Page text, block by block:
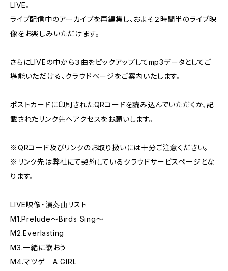
LIVE。
ライブ配信中のアーカイブを再編集し、およそ２時間半のライブ映
像をお楽しみいただけます。
さらにLIVEの中から３曲をピックアップしてmp3データとしてご
堪能いただける、クラウドページをご案内いたします。
ポストカードに印刷されたQRコードを読み込んでいただくか、記
載されたリンク先へアクセスをお願いします。
※QRコード及びリンクのお取り扱いには十分ご注意ください。
※リンク先は弊社にて契約しているクラウドサービスページとな
ります。
LIVE映像・演奏曲リスト
M1.Prelude〜Birds Sing〜
M2.Everlasting
M3.一緒に歌おう
M4.マツゲ A GIRL